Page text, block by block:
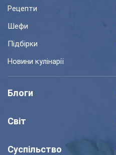
Рецепти
Шефи
Підбірки
Новини кулінарії
Блоги
Світ
Суспільство